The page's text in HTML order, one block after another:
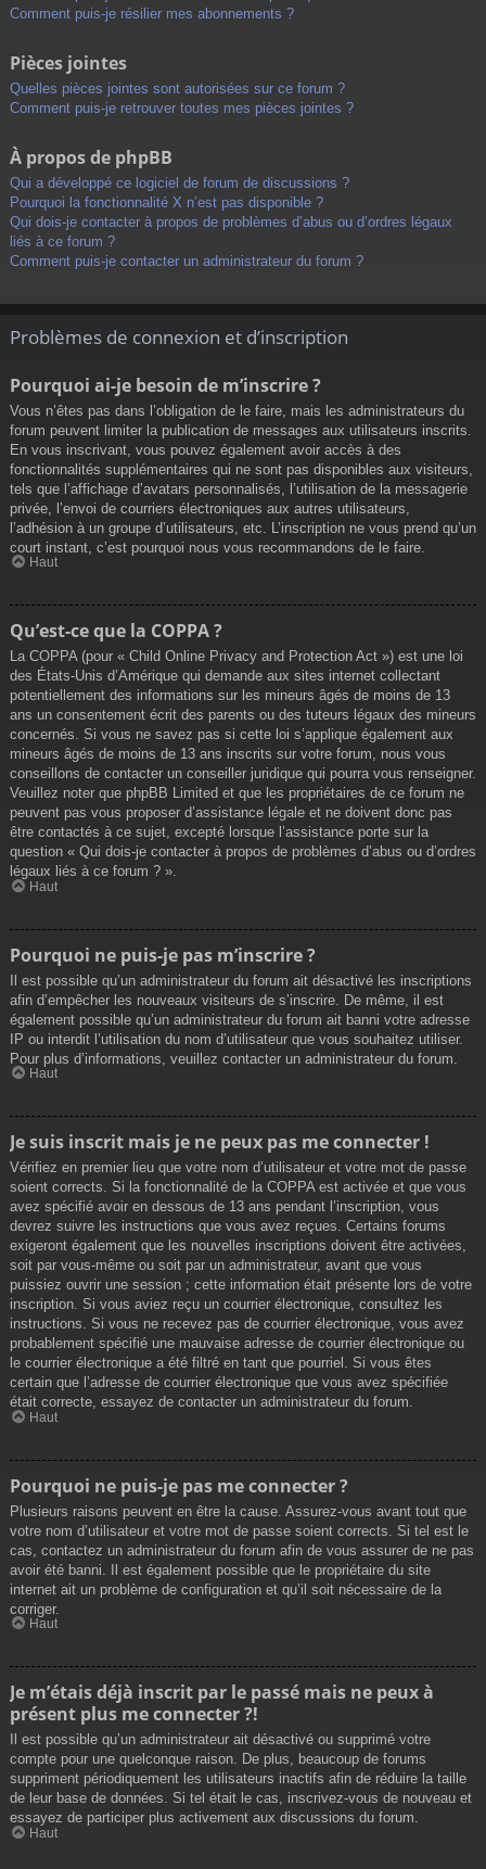
Comment puis-je résilier mes abonnements ?
Pièces jointes
Quelles pièces jointes sont autorisées sur ce forum ?
Comment puis-je retrouver toutes mes pièces jointes ?
À propos de phpBB
Qui a développé ce logiciel de forum de discussions ?
Pourquoi la fonctionnalité X n’est pas disponible ?
Qui dois-je contacter à propos de problèmes d’abus ou d’ordres légaux
liés à ce forum ?
Comment puis-je contacter un administrateur du forum ?
Problèmes de connexion et d’inscription
Pourquoi ai-je besoin de m’inscrire ?
Vous n’êtes pas dans l’obligation de le faire, mais les administrateurs du
forum peuvent limiter la publication de messages aux utilisateurs inscrits.
En vous inscrivant, vous pouvez également avoir accès à des
fonctionnalités supplémentaires qui ne sont pas disponibles aux visiteurs,
tels que l’affichage d’avatars personnalisés, l’utilisation de la messagerie
privée, l’envoi de courriers électroniques aux autres utilisateurs,
l’adhésion à un groupe d’utilisateurs, etc. L’inscription ne vous prend qu’un
court instant, c’est pourquoi nous vous recommandons de le faire.
Haut
Qu’est-ce que la COPPA ?
La COPPA (pour « Child Online Privacy and Protection Act ») est une loi
des États-Unis d’Amérique qui demande aux sites internet collectant
potentiellement des informations sur les mineurs âgés de moins de 13
ans un consentement écrit des parents ou des tuteurs légaux des mineurs
concernés. Si vous ne savez pas si cette loi s’applique également aux
mineurs âgés de moins de 13 ans inscrits sur votre forum, nous vous
conseillons de contacter un conseiller juridique qui pourra vous renseigner.
Veuillez noter que phpBB Limited et que les propriétaires de ce forum ne
peuvent pas vous proposer d’assistance légale et ne doivent donc pas
être contactés à ce sujet, excepté lorsque l’assistance porte sur la
question « Qui dois-je contacter à propos de problèmes d’abus ou d’ordres
légaux liés à ce forum ? ».
Haut
Pourquoi ne puis-je pas m’inscrire ?
Il est possible qu’un administrateur du forum ait désactivé les inscriptions
afin d’empêcher les nouveaux visiteurs de s’inscrire. De même, il est
également possible qu’un administrateur du forum ait banni votre adresse
IP ou interdit l’utilisation du nom d’utilisateur que vous souhaitez utiliser.
Pour plus d’informations, veuillez contacter un administrateur du forum.
Haut
Je suis inscrit mais je ne peux pas me connecter !
Vérifiez en premier lieu que votre nom d’utilisateur et votre mot de passe
soient corrects. Si la fonctionnalité de la COPPA est activée et que vous
avez spécifié avoir en dessous de 13 ans pendant l’inscription, vous
devrez suivre les instructions que vous avez reçues. Certains forums
exigeront également que les nouvelles inscriptions doivent être activées,
soit par vous-même ou soit par un administrateur, avant que vous
puissiez ouvrir une session ; cette information était présente lors de votre
inscription. Si vous aviez reçu un courrier électronique, consultez les
instructions. Si vous ne recevez pas de courrier électronique, vous avez
probablement spécifié une mauvaise adresse de courrier électronique ou
le courrier électronique a été filtré en tant que pourriel. Si vous êtes
certain que l’adresse de courrier électronique que vous avez spécifiée
était correcte, essayez de contacter un administrateur du forum.
Haut
Pourquoi ne puis-je pas me connecter ?
Plusieurs raisons peuvent en être la cause. Assurez-vous avant tout que
votre nom d’utilisateur et votre mot de passe soient corrects. Si tel est le
cas, contactez un administrateur du forum afin de vous assurer de ne pas
avoir été banni. Il est également possible que le propriétaire du site
internet ait un problème de configuration et qu’il soit nécessaire de la
corriger.
Haut
Je m’étais déjà inscrit par le passé mais ne peux à
présent plus me connecter ?!
Il est possible qu’un administrateur ait désactivé ou supprimé votre
compte pour une quelconque raison. De plus, beaucoup de forums
suppriment périodiquement les utilisateurs inactifs afin de réduire la taille
de leur base de données. Si tel était le cas, inscrivez-vous de nouveau et
essayez de participer plus activement aux discussions du forum.
Haut